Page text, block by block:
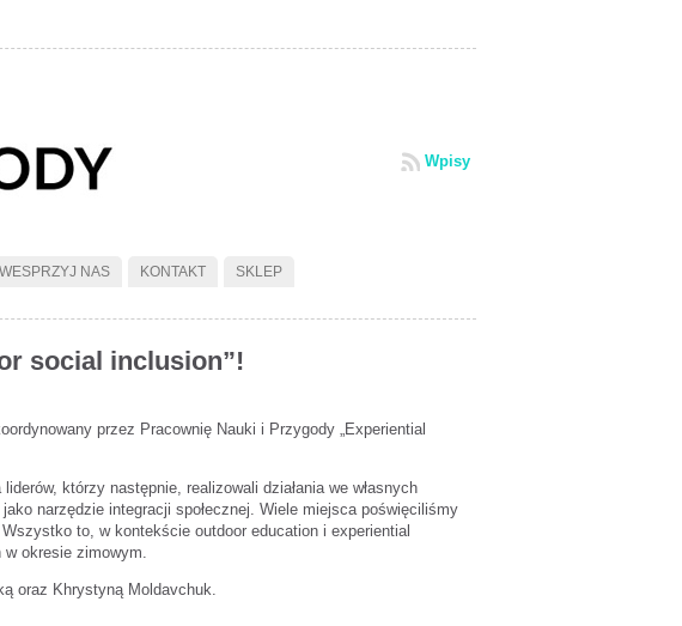
Wpisy
WESPRZYJ NAS KONTAKT
SKLEP
social inclusion”!
przez Pracownię Nauki i Przygody „Experiential
którzy następnie, realizowali działania we własnych
narzędzie integracji społecznej. Wiele miejsca poświęciliśmy
to, w kontekście outdoor education i experiential
w okresie zimowym.
oraz Khrystyną Moldavchuk.